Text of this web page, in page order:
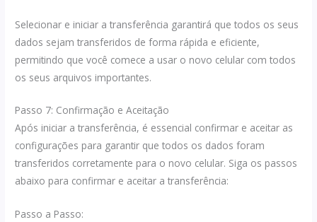
Selecionar e iniciar a transferência garantirá que todos os seus
dados sejam transferidos de forma rápida e eficiente,
permitindo que você comece a usar o novo celular com todos
os seus arquivos importantes.
Passo 7: Confirmação e Aceitação
Após iniciar a transferência, é essencial confirmar e aceitar as
configurações para garantir que todos os dados foram
transferidos corretamente para o novo celular. Siga os passos
abaixo para confirmar e aceitar a transferência:
Passo a Passo: